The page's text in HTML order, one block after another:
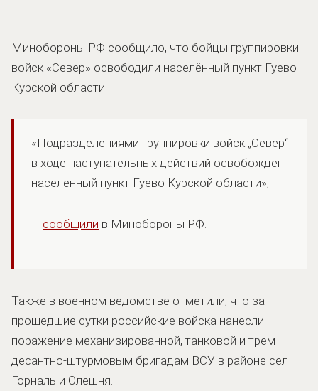
Минобороны РФ сообщило, что бойцы группировки
войск «Север» освободили населённый пункт Гуево
Курской области.
«Подразделениями группировки войск „Север“
в ходе наступательных действий освобожден
населенный пункт Гуево Курской области»,
сообщили в Минобороны РФ.
Также в военном ведомстве отметили, что за
прошедшие сутки российские войска нанесли
поражение механизированной, танковой и трем
десантно-штурмовым бригадам ВСУ в районе сел
Горналь и Олешня.